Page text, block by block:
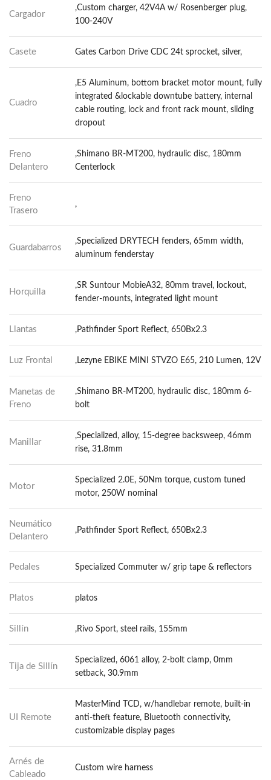
Cargador
,Custom charger, 42V4A w/ Rosenberger plug,
100-240V
Casete Gates Carbon Drive CDC 24t sprocket, silver,
Cuadro
,E5 Aluminum, bottom bracket motor mount, fully
integrated &lockable downtube battery, internal
cable routing, lock and front rack mount, sliding
dropout
Freno
Delantero
,Shimano BR-MT200, hydraulic disc, 180mm
Centerlock
Freno
Trasero
,
Guardabarros
,Specialized DRYTECH fenders, 65mm width,
aluminum fenderstay
Horquilla
,SR Suntour MobieA32, 80mm travel, lockout,
fender-mounts, integrated light mount
Llantas ,Pathfinder Sport Reflect, 650Bx2.3
Luz Frontal ,Lezyne EBIKE MINI STVZO E65, 210 Lumen, 12V
Manetas de
Freno
,Shimano BR-MT200, hydraulic disc, 180mm 6-
bolt
Manillar
,Specialized, alloy, 15-degree backsweep, 46mm
rise, 31.8mm
Motor
Specialized 2.0E, 50Nm torque, custom tuned
motor, 250W nominal
Neumático
Delantero
,Pathfinder Sport Reflect, 650Bx2.3
Pedales Specialized Commuter w/ grip tape & reflectors
Platos platos
Sillín ,Rivo Sport, steel rails, 155mm
Tija de Sillín
Specialized, 6061 alloy, 2-bolt clamp, 0mm
setback, 30.9mm
UI Remote
MasterMind TCD, w/handlebar remote, built-in
anti-theft feature, Bluetooth connectivity,
customizable display pages
Arnés de
Cableado
Custom wire harness